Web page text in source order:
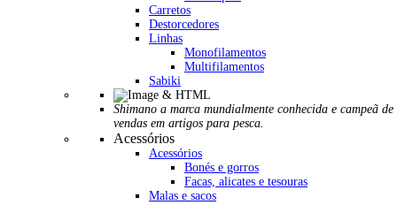
Carretos
Destorcedores
Linhas
Monofilamentos
Multifilamentos
Sabiki
Shimano a marca mundialmente conhecida e campeã de
vendas em artigos para pesca.
Acessórios
Acessórios
Bonés e gorros
Facas, alicates e tesouras
Malas e sacos